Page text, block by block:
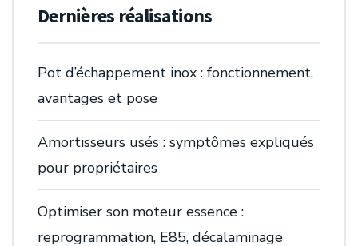
Dernières réalisations
Pot d’échappement inox : fonctionnement,
avantages et pose
Amortisseurs usés : symptômes expliqués
pour propriétaires
Optimiser son moteur essence :
reprogrammation, E85, décalaminage